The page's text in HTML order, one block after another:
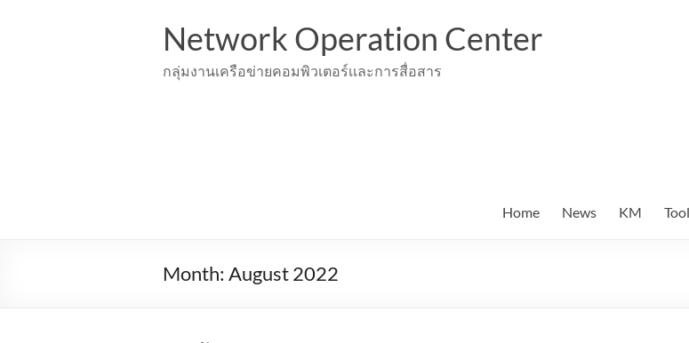
Network Operation Center
กลุ่มงานเครือข่ายคอมพิวเตอร์เเละการสื่อสาร
Home News KM Tool
Month: August 2022